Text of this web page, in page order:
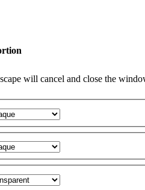
will cancel and close the